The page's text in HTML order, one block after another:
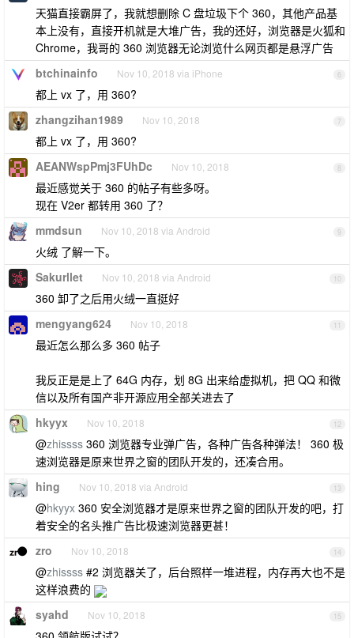
天猫直接霸屏了，我就想删除 C 盘垃圾下个 360，其他产品基
本上没有，直接开机就是大堆广告，我的还好，浏览器是火狐和
Chrome，我哥的 360 浏览器无论浏览什么网页都是悬浮广告
6
btchinainfo Nov 10, 2018 via iPhone
都上 vx 了，用 360?
7
zhangzihan1989 Nov 10, 2018
都上 vx 了，用 360?
8
AEANWspPmj3FUhDc Nov 10, 2018
最近感觉关于 360 的帖子有些多呀。
现在 V2er 都转用 360 了？
9
mmdsun Nov 10, 2018 via Android
火绒 了解一下。
10
Sakurllet Nov 10, 2018 via Android
360 卸了之后用火绒一直挺好
11
mengyang624 Nov 10, 2018
最近怎么那么多 360 帖子
我反正是是上了 64G 内存，划 8G 出来给虚拟机，把 QQ 和微
信以及所有国产非开源应用全部关进去了
12
hkyyx Nov 10, 2018
@zhissss 360 浏览器专业弹广告，各种广告各种弹法！ 360 极
速浏览器是原来世界之窗的团队开发的，还凑合用。
13
hing Nov 10, 2018 via Android
@hkyyx 360 安全浏览器才是原来世界之窗的团队开发的吧，打
着安全的名头推广告比极速浏览器更甚！
14
zro Nov 10, 2018
@zhissss #2 浏览器关了，后台照样一堆进程，内存再大也不是
这样浪费的
15
syahd Nov 10, 2018